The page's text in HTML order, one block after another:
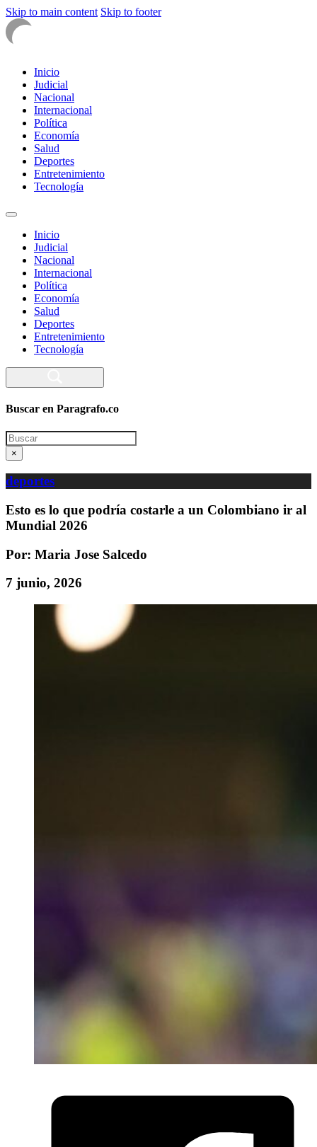
Skip to main content Skip to footer
Inicio
Judicial
Nacional
Internacional
Política
Economía
Salud
Deportes
Entretenimiento
Tecnología
Inicio
Judicial
Nacional
Internacional
Política
Economía
Salud
Deportes
Entretenimiento
Tecnología
Buscar en Paragrafo.co
Search
×
deportes
Esto es lo que podría costarle a un Colombiano ir al
Mundial 2026
Por: Maria Jose Salcedo
7 junio, 2026